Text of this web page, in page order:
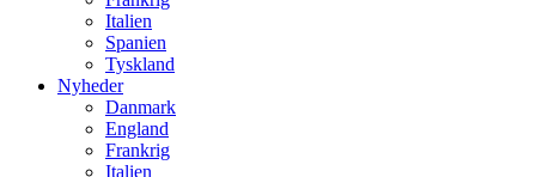
Italien
Spanien
Tyskland
Nyheder
Danmark
England
Frankrig
Italien